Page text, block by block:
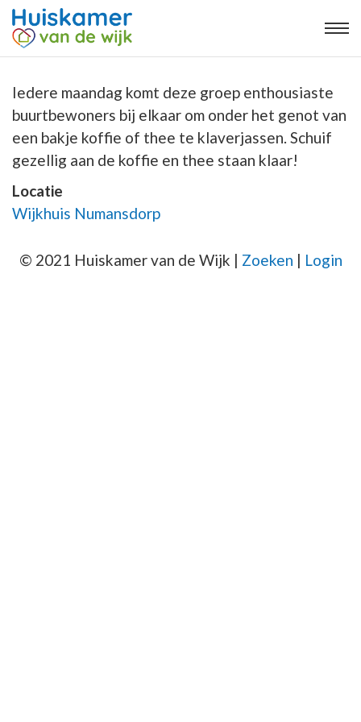
Iedere maandag komt deze groep enthousiaste
buurtbewoners bij elkaar om onder het genot van
een bakje koffie of thee te klaverjassen. Schuif
gezellig aan de koffie en thee staan klaar!
Locatie
Wijkhuis Numansdorp
© 2021 Huiskamer van de Wijk | Zoeken | Login